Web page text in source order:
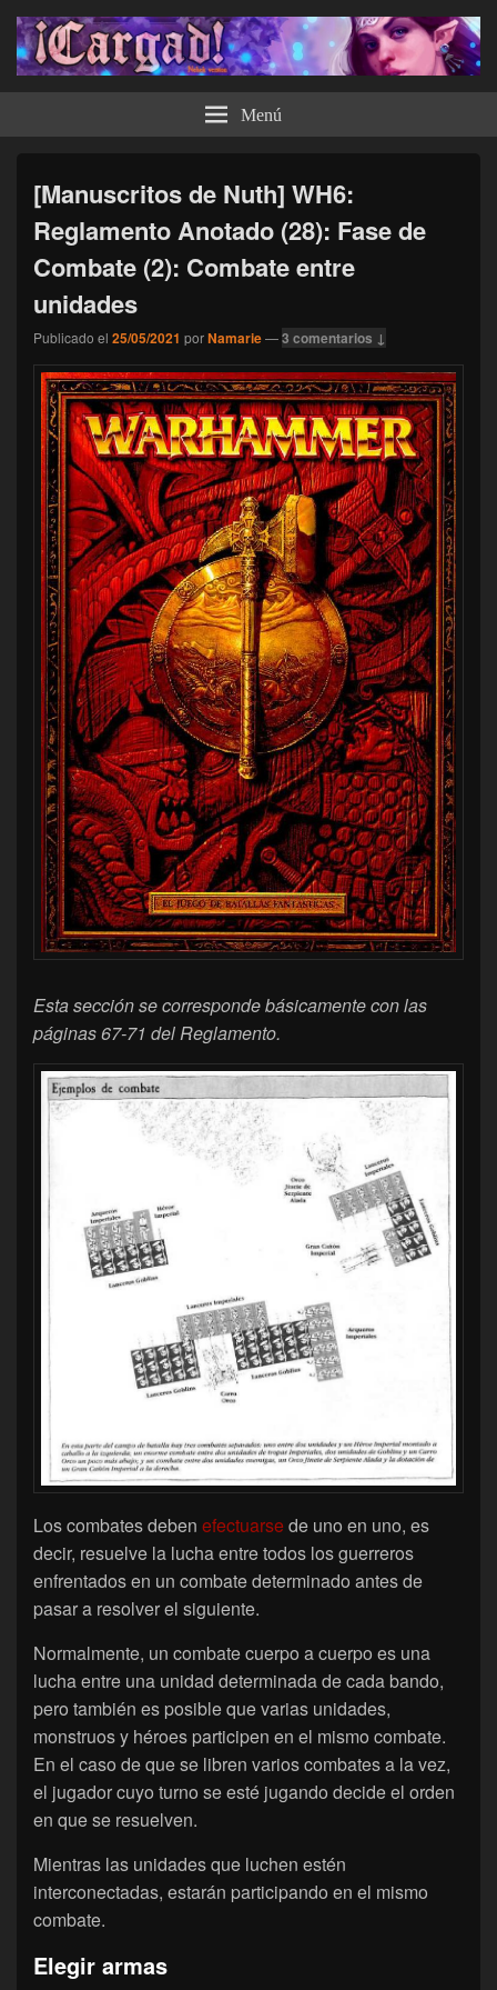
¡Cargad! Menú
[Manuscritos de Nuth] WH6:
Reglamento Anotado (28): Fase de
Combate (2): Combate entre
unidades
Publicado el 25/05/2021 porNamarie—3 comentarios ↓
Esta sección se corresponde básicamente con las
páginas 67-71 del Reglamento.
Los combates deben efectuarsede uno en uno, es
decir, resuelve la lucha entre todos los guerreros
enfrentados en un combate determinado antes de
pasar a resolver el siguiente.
Normalmente, un combate cuerpo a cuerpo es una
lucha entre una unidad determinada de cada bando,
pero también es posible que varias unidades,
monstruos y héroes participen en el mismo combate.
En el caso de que se libren varios combates a la vez,
el jugador cuyo turno se esté jugando decide el orden
en que se resuelven.
Mientras las unidades que luchen estén
interconectadas, estarán participando en el mismo
combate.
Elegir armas